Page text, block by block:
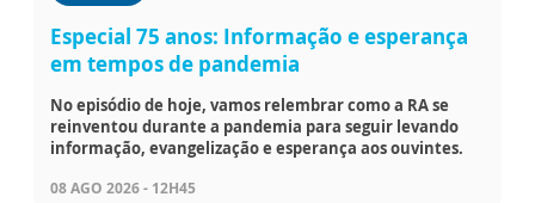
Especial 75 anos: Informação e esperança
em tempos de pandemia
No episódio de hoje, vamos relembrar como a RA se
reinventou durante a pandemia para seguir levando
informação, evangelização e esperança aos ouvintes.
08 AGO 2026 - 12H45